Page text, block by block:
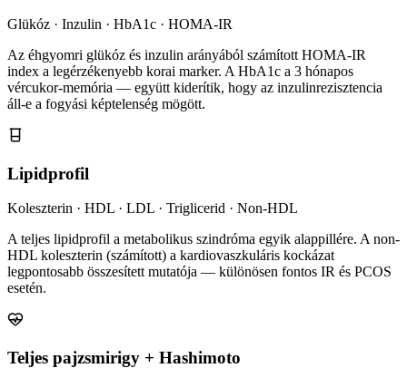
Glükóz · Inzulin · HbA1c · HOMA-IR
Az éhgyomri glükóz és inzulin arányából számított HOMA-IR
index a legérzékenyebb korai marker. A HbA1c a 3 hónapos
vércukor-memória — együtt kiderítik, hogy az inzulinrezisztencia
áll-e a fogyási képtelenség mögött.
Lipidprofil
Koleszterin · HDL · LDL · Triglicerid · Non-HDL
A teljes lipidprofil a metabolikus szindróma egyik alappillére. A non-
HDL koleszterin (számított) a kardiovaszkuláris kockázat
legpontosabb összesített mutatója — különösen fontos IR és PCOS
esetén.
Teljes pajzsmirigy + Hashimoto